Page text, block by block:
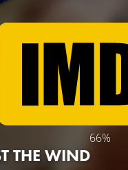
66%
THE WIND